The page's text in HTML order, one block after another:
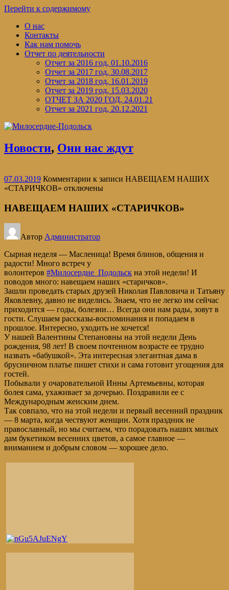
Перейти к содержимому
О нас
Контакты
Как нам помочь
Отчет по деятельности
Отчет за 2016 год, 01.10.2016
Отчет за 2017 год, 30.08.2017
Отчет за 2018 год, 16.01.2019
Отчет за 2019 год, 15.03.2020
ОТЧЕТ ЗА 2020 ГОД, 24.01.21
Отчет за 2021 год, 20.12.2021
Новости, Они нас ждут
07.03.2019 Комментарии к записи НАВЕЩАЕМ НАШИХ
«СТАРИЧКОВ» отключены
НАВЕЩАЕМ НАШИХ «СТАРИЧКОВ»
Автор Администратор
Сырная неделя — Масленица! Время блинов, общения и
радости! Много встреч у
волонтеров #Милосердие_Подольск на этой недели! И
поводов много: навещаем наших «старичков».
Зашли проведать старых друзей Николая Павловича и Татьяну
Яковлевну, давно не виделись. Знаем, что не легко им сейчас
приходится — годы, болезни… Всегда они нам рады, зовут в
гости. Слушаем рассказы-воспоминания и попадаем в
прошлое. Интересно, уходить не хочется!
У нашей Валентины Степановны на этой недели День
рождения, 98 лет! В своем почтенном возрасте ее трудно
назвать «бабушкой». Эта интересная элегантная дама в
брусничном платье пишет стихи и сама готовит угощения для
гостей.
Побывали у очаровательной Инны Артемьевны, которая
болея сама, ухаживает за дочерью. Поздравили ее с
Международным женским днем.
Так совпало, что на этой недели и первый весенний праздник
— 8 марта, когда чествуют женщин. Хотя праздник не
православный, но мы считаем, что порадовать наших милых
дам букетиком весенних цветов, а самое главное —
вниманием и добрым словом — хорошее дело.